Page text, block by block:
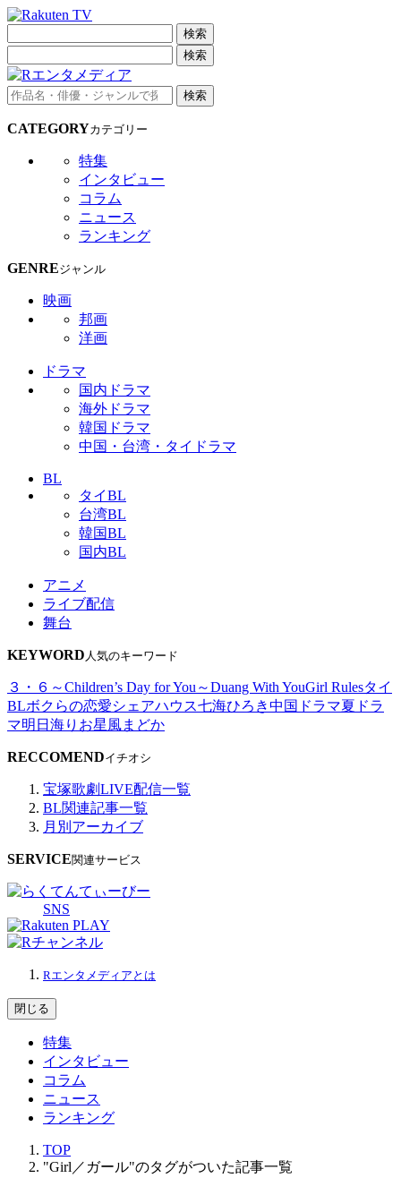
検索
検索
検索
CATEGORYカテゴリー
特集
インタビュー
コラム
ニュース
ランキング
GENREジャンル
映画
邦画
洋画
ドラマ
国内ドラマ
海外ドラマ
韓国ドラマ
中国・台湾・タイドラマ
BL
タイBL
台湾BL
韓国BL
国内BL
アニメ
ライブ配信
舞台
KEYWORD 人気のキーワード
３・６～Children’s Day for You～Duang With YouGirl Rulesタイ
BLボクらの恋愛シェアハウス七海ひろき中国ドラマ夏ドラ
マ明日海りお星風まどか
RECCOMENDイチオシ
宝塚歌劇LIVE配信一覧
BL関連記事一覧
月別アーカイブ
SERVICE関連サービス
SNS
Rエンタメディアとは
閉じる
特集
インタビュー
コラム
ニュース
ランキング
TOP
"Girl／ガール"のタグがついた記事一覧